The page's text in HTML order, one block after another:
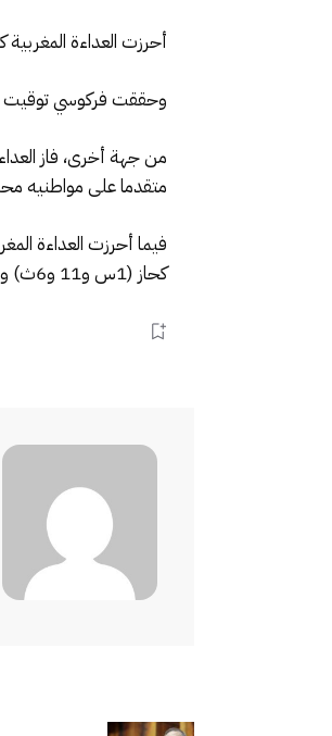
أحرزت العداءة المغربية كوثر فركوسي لقب الدورة الـ34
وحققت فركوسي توقيت 2 س و27د و58ث، متقدمة على مواطنتيها فتيحة بنتشكي (2س و28د و29ث)، وكوثر بوعسرية (2س و29د و17ث).
متقدما على مواطنيه محمد اليوسفي (1س و1 د
كحاز (1س و11 و6ث) وحنان بوعكاد (1س و12 و7 ث).